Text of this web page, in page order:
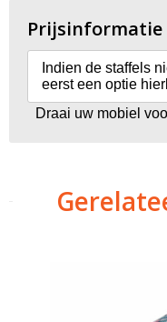
Prijsinformatie
Indien de staffels
eerst een optie
Draai uw mobiel